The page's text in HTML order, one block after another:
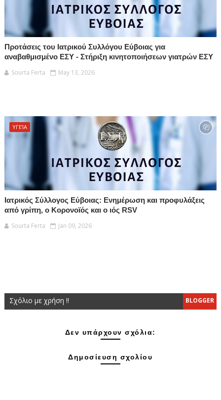
Προτάσεις του Ιατρικού Συλλόγου Εύβοιας για
αναβαθμισμένο ΕΣΥ - Στήριξη κινητοποιήσεων γιατρών ΕΣΥ
Sourta Ferta
May 13, 2026
ΥΓΕΊΑ
Ιατρικός Σύλλογος Εύβοιας: Ενημέρωση και προφυλάξεις
από γρίπη, ο Κορονοϊός και ο ιός RSV
Sourta Ferta
Jan 09, 2026
BLOGGER
Σχόλιο με χρήση !!
Δεν υπάρχουν σχόλια:
Δημοσίευση σχολίου